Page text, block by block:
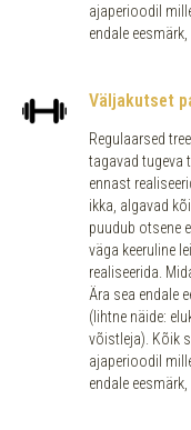
ajaperioodil
endale
Väljakutset
Regulaarsed
tagavad tugeva
ennast
ikka, algavad
puudub otsene
väga keeruline
realiseerida.
Ära sea endale
(lihtne näide:
võistleja). Kõik
ajaperioodil
endale